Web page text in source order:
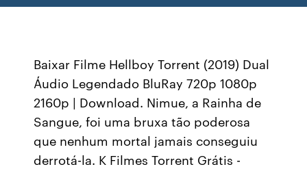
Baixar Filme Hellboy Torrent (2019) Dual
Áudio Legendado BluRay 720p 1080p
2160p | Download. Nimue, a Rainha de
Sangue, foi uma bruxa tão poderosa
que nenhum mortal jamais conseguiu
derrotá-la. K Filmes Torrent Grátis -